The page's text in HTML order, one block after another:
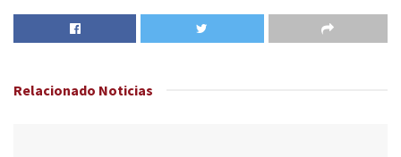
Relacionado Noticias